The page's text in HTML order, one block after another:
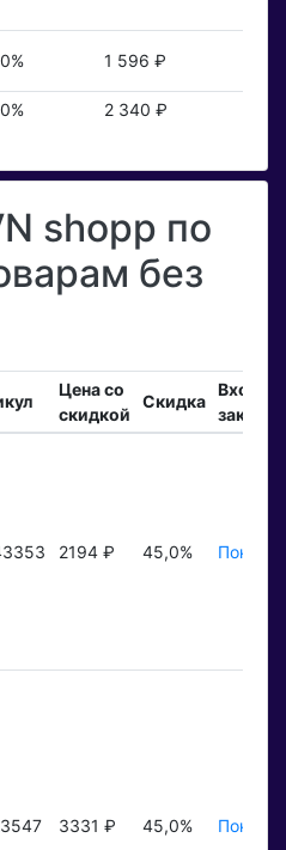
0% 1 596 ₽
0% 2 340 ₽
shopp по
без
Цена со
скидкой
Скидка
заказы
2194 ₽ 45,0%
3331 ₽ 45,0%